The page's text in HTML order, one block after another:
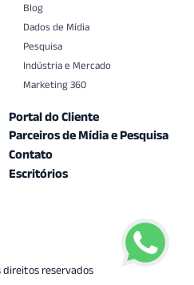
Blog
Dados de Mídia
Pesquisa
Indústria e Mercado
Marketing 360
Portal do Cliente
Parceiros de Mídia e Pesquisa
Contato
Escritórios
direitos reservados